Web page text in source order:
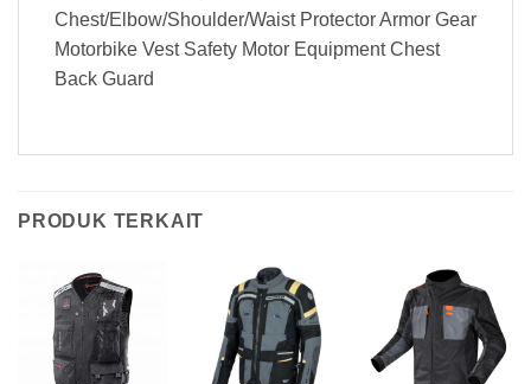
Chest/Elbow/Shoulder/Waist Protector Armor Gear
Motorbike Vest Safety Motor Equipment Chest
Back Guard
PRODUK TERKAIT